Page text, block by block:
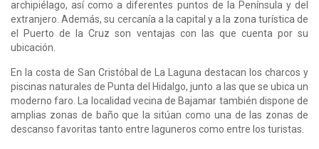
archipiélago, así como a diferentes puntos de la Península y del
extranjero. Además, su cercanía a la capital y a la zona turística de
el Puerto de la Cruz son ventajas con las que cuenta por su
ubicación.
En la costa de San Cristóbal de La Laguna destacan los charcos y
piscinas naturales de Punta del Hidalgo, junto a las que se ubica un
moderno faro. La localidad vecina de Bajamar también dispone de
amplias zonas de baño que la sitúan como una de las zonas de
descanso favoritas tanto entre laguneros como entre los turistas.